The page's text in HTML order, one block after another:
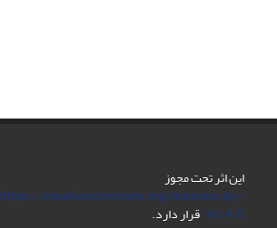
این اثر تحت مجوز
https://creativecommons.org/licenses/by-
nc/4.0/ قرار دارد.